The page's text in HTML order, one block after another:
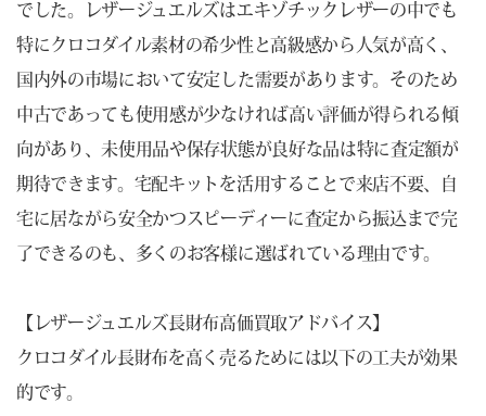
でした。レザージュエルズはエキゾチックレザーの中でも
特にクロコダイル素材の希少性と高級感から人気が高く、
国内外の市場において安定した需要があります。そのため
中古であっても使用感が少なければ高い評価が得られる傾
向があり、未使用品や保存状態が良好な品は特に査定額が
期待できます。宅配キットを活用することで来店不要、自
宅に居ながら安全かつスピーディーに査定から振込まで完
了できるのも、多くのお客様に選ばれている理由です。
【レザージュエルズ長財布高価買取アドバイス】
クロコダイル長財布を高く売るためには以下の工夫が効果
的です。